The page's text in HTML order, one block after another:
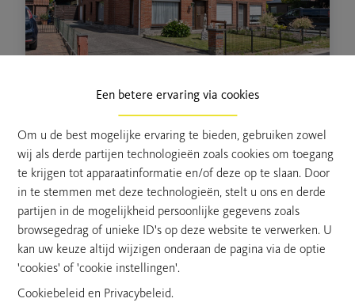
Een betere ervaring via cookies
Om u de best mogelijke ervaring te bieden, gebruiken zowel
wij als derde partijen technologieën zoals cookies om toegang
te krijgen tot apparaatinformatie en/of deze op te slaan. Door
in te stemmen met deze technologieën, stelt u ons en derde
partijen in de mogelijkheid persoonlijke gegevens zoals
browsegedrag of unieke ID's op deze website te verwerken. U
kan uw keuze altijd wijzigen onderaan de pagina via de optie
'cookies' of 'cookie instellingen'.
Cookiebeleid en Privacybeleid.
Stekene, Voorthoek 12
WONING
€ 285.000
3 377 m² 177 m²